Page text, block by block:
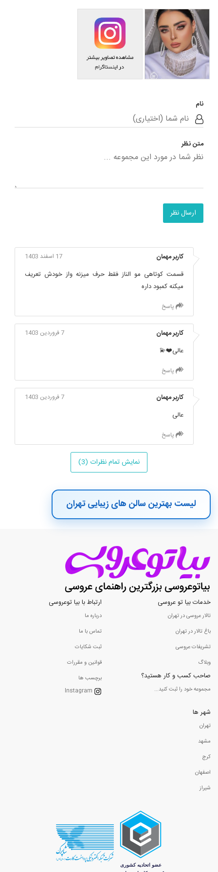
سالن زیبایی مریم خدایی
نام
متن نظر
ارسال نظر
کاربر مهمان 17 اسفند 1403
قسمت کوتاهی مو الناز فقط حرف میزنه واز خودش تعریف
میکنه کمبود داره
پاسخ
کاربر مهمان 7 فروردین 1403
عالی❤️💫
پاسخ
کاربر مهمان 7 فروردین 1403
عالی
پاسخ
نمایش تمام نظرات (3)
لیست بهترین سالن های زیبایی تهران
خدمات بیا تو عروسی
تالار عروسی در تهران
باغ تالار در تهران
تشریفات عروسی
وبلاگ
صاحب کسب و کار هستید؟
مجموعه خود را ثبت کنید...
ارتباط با بیا توعروسی
درباره ما
تماس با ما
ثبت شکایات
قوانین و مقررات
برچسب ها
Instagram
شهر ها
تهران
مشهد
کرج
اصفهان
شیراز